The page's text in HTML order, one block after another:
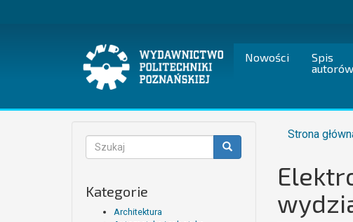
Nowości
Spis
autorów
Formularz
wyszukiwania
Kategorie
Architektura
Strona